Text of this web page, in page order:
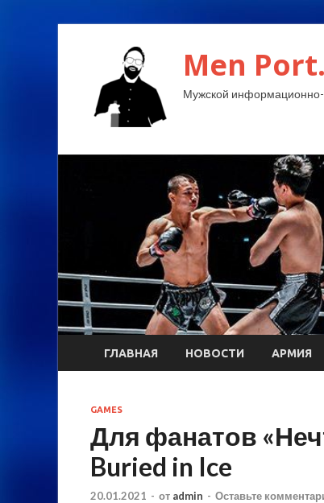
Men Port.
Мужской информационно-
ГЛАВНАЯ НОВОСТИ АРМИЯ
GAMES
Для фанатов
Buried in Ice
20.01.2021 - от admin - Оставьте